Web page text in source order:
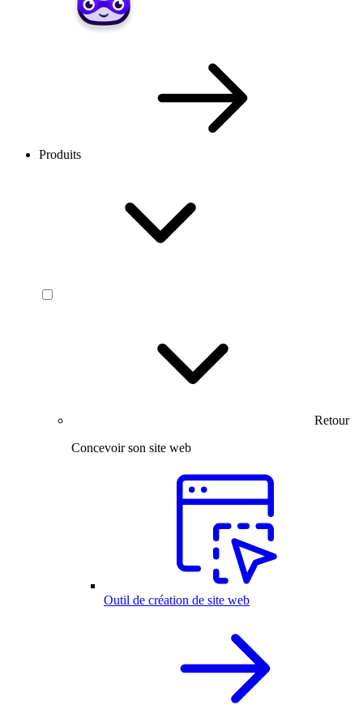
Produits
Retour
Concevoir son site web
Outil de création de site web